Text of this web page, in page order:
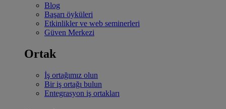
Blog
Başarı öyküleri
Etkinlikler ve web seminerleri
Güven Merkezi
Ortak
İş ortağımız olun
Bir iş ortağı bulun
Entegrasyon iş ortakları